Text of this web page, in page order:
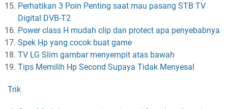
Perhatikan 3 Poin Penting saat mau pasang STB TV
Digital DVB-T2
Power class H mudah clip dan protect apa penyebabnya
Spek Hp yang cocok buat game
TV LG Slim gambar menyempit atas bawah
Tips Memilih Hp Second Supaya Tidak Menyesal
Trik